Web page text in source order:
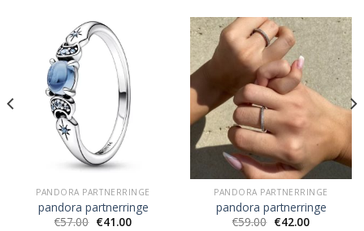
PANDORA PARTNERRINGE
pandora partnerringe
€57.00 €41.00
PANDORA PARTNERRINGE
pandora partnerringe
€59.00 €42.00